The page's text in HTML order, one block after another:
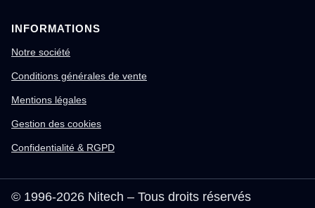
INFORMATIONS
Notre société
Conditions générales de vente
Mentions légales
Gestion des cookies
Confidentialité & RGPD
© 1996-2026 Nitech – Tous droits réservés